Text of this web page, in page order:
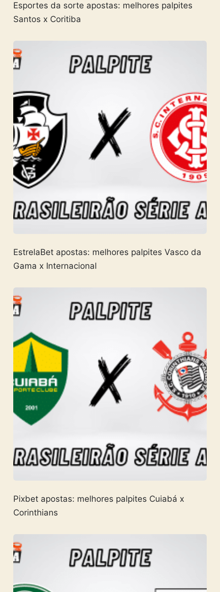
Esportes da sorte apostas: melhores palpites
Santos x Coritiba
EstrelaBet apostas: melhores palpites Vasco da
Gama x Internacional
Pixbet apostas: melhores palpites Cuiabá x
Corinthians